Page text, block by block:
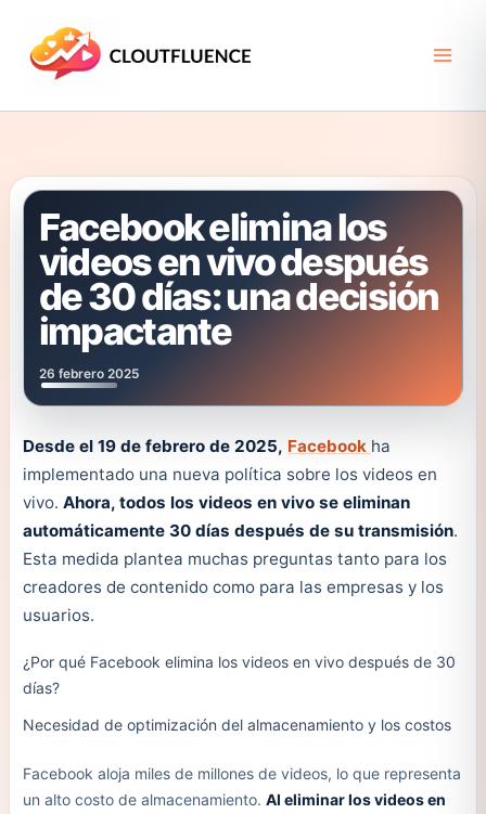
contenido
Facebook elimina los
videos en vivo después
de 30 días: una decisión
impactante
26 febrero 2025
Desde el 19 de febrero de 2025, Facebook ha
implementado una nueva política sobre los videos en
vivo. Ahora, todos los videos en vivo se eliminan
automáticamente 30 días después de su transmisión.
Esta medida plantea muchas preguntas tanto para los
creadores de contenido como para las empresas y los
usuarios.
¿Por qué Facebook elimina los videos en vivo después de 30
días?
Necesidad de optimización del almacenamiento y los costos
Facebook aloja miles de millones de videos, lo que representa
un alto costo de almacenamiento. Al eliminar los videos en